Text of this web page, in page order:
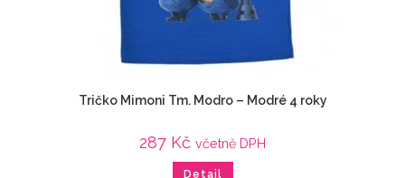
Tričko Mimoni Tm. Modro – Modré 4 roky
287 Kč včetně DPH
Detail